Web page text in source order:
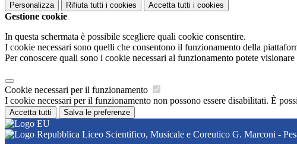
Personalizza Rifiuta tutti i cookies Accetta tutti i cookies
Gestione cookie
In questa schermata è possibile scegliere quali cookie consentire.
I cookie necessari sono quelli che consentono il funzionamento della
Per conoscere quali sono i cookie necessari al funzionamento potete visionare
Cookie necessari per il funzionamento
I cookie necessari per il funzionamento non possono essere disabilitati. È
Accetta tutti Salva le preferenze
Liceo Scientifico, Musicale e Coreutico G. Marconi -